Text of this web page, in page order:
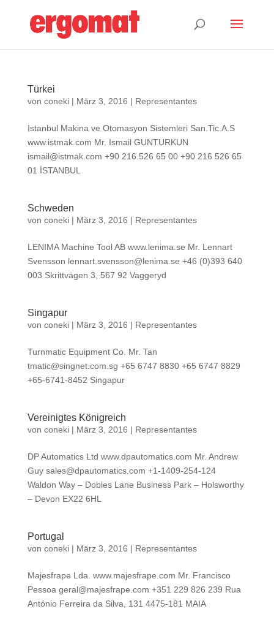
Türkei
von coneki| März 3, 2016 | Representantes
Istanbul Makina ve Otomasyon Sistemleri San.Tic.A.S
www.istmak.com Mr. Ismail GUNTURKUN
ismail@istmak.com +90 216 526 65 00 +90 216 526 65
01 İSTANBUL
Schweden
von coneki| März 3, 2016 | Representantes
LENIMA Machine Tool AB www.lenima.se Mr. Lennart
Svensson lennart.svensson@lenima.se +46 (0)393 640
003 Skrittvägen 3, 567 92 Vaggeryd
Singapur
von coneki| März 3, 2016 | Representantes
Turnmatic Equipment Co. Mr. Tan
tmatic@singnet.com.sg +65 6747 8830 +65 6747 8829
+65-6741-8452 Singapur
Vereinigtes Königreich
von coneki| März 3, 2016 | Representantes
DP Automatics Ltd www.dpautomatics.com Mr. Andrew
Guy sales@dpautomatics.com +1-1409-254-124
Waldon Way – Dobles Lane Business Park – Holsworthy
– Devon EX22 6HL
Portugal
von coneki| März 3, 2016 | Representantes
Majesfrape Lda. www.majesfrape.com Mr. Francisco
Pessoa geral@majesfrape.com +351 229 826 239 Rua
António Ferreira da Silva, 131 4475-181 MAIA